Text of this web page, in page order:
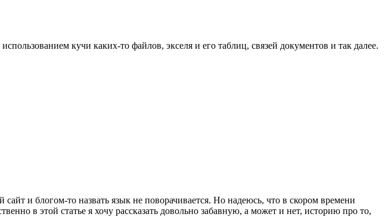
кучи каких-то файлов, экселя и его таблиц, связей документов и так далее.
и блогом-то назвать язык не поворачивается. Но надеюсь, что в скором времени
в этой статье я хочу рассказать довольно забавную, а может и нет, историю про то,